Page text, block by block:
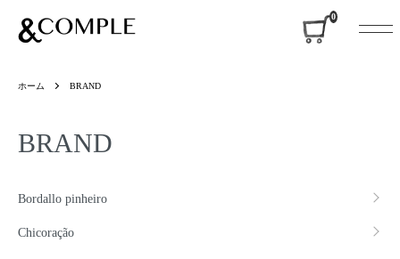
0
ホーム BRAND
BRAND
グループ一覧
Bordallo pinheiro
Chicoração